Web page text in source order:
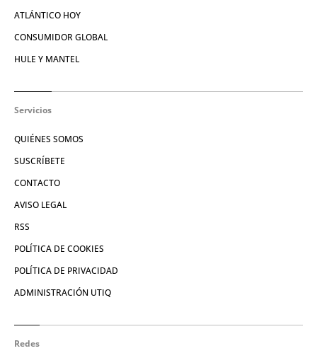
ATLÁNTICO HOY
CONSUMIDOR GLOBAL
HULE Y MANTEL
Servicios
QUIÉNES SOMOS
SUSCRÍBETE
CONTACTO
AVISO LEGAL
RSS
POLÍTICA DE COOKIES
POLÍTICA DE PRIVACIDAD
ADMINISTRACIÓN UTIQ
Redes